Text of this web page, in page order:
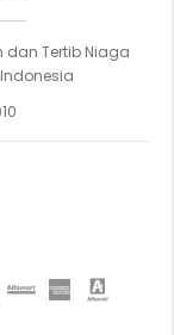
dan Tertib Niaga